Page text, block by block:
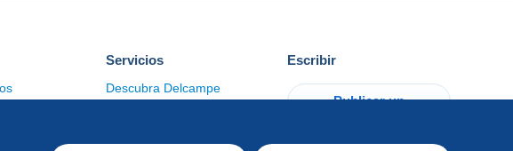
Servicios
Descubra Delcampe
Escribir
Publicar un